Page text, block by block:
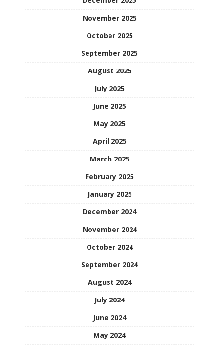
November 2025
October 2025
September 2025
August 2025
July 2025
June 2025
May 2025
April 2025
March 2025
February 2025
January 2025
December 2024
November 2024
October 2024
September 2024
August 2024
July 2024
June 2024
May 2024